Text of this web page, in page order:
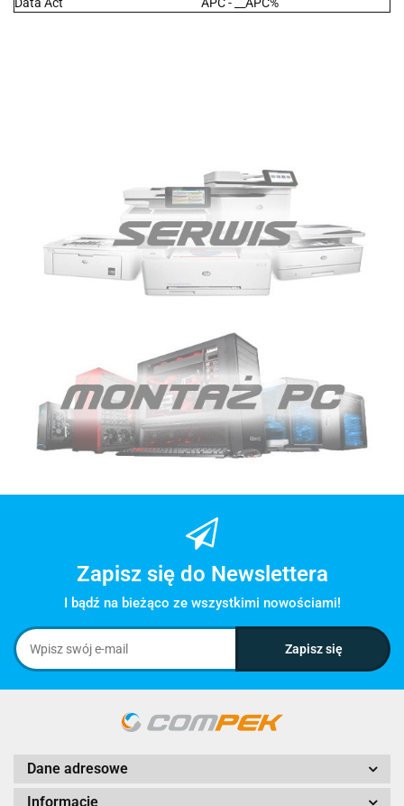
Zapisz się do Newslettera
I bądź na bieżąco ze wszystkimi nowościami!
Dane adresowe
Informacje